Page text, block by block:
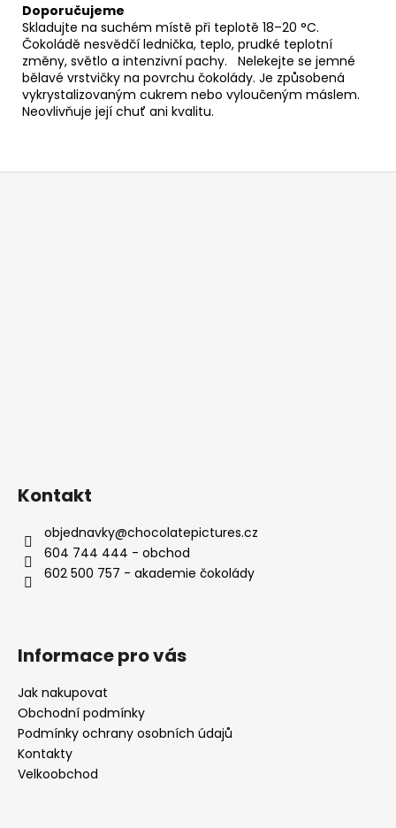
Doporučujeme
Skladujte na suchém místě při teplotě 18–20 °C.
Čokoládě nesvědčí lednička, teplo, prudké teplotní
změny, světlo a intenzivní pachy. Nelekejte se jemné
bělavé vrstvičky na povrchu čokolády. Je způsobená
vykrystalizovaným cukrem nebo vyloučeným máslem.
Neovlivňuje její chuť ani kvalitu.
Z
Kontakt
objednavky@chocolatepictures.cz
604 744 444 - obchod
602 500 757 - akademie čokolády
Informace pro vás
Jak nakupovat
Obchodní podmínky
Podmínky ochrany osobních údajů
Kontakty
Velkoobchod